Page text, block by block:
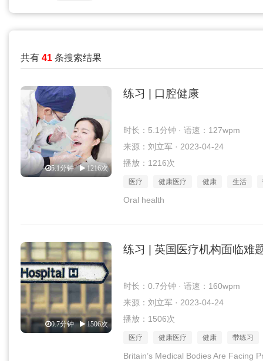
共有 41 条搜索结果
5.1分钟 1216次
练习 | 口腔健康
时长：5.1分钟 · 语速：127wpm
来源：刘立军 · 2023-04-24
播放：1216次
医疗 健康医疗 健康 生活
Oral health
0.7分钟 1506次
练习 | 英国医疗机构面临难
时长：0.7分钟 · 语速：160wpm
来源：刘立军 · 2023-04-24
播放：1506次
医疗 健康医疗 健康 带练习
Britain’s Medical Bodies Are Facing